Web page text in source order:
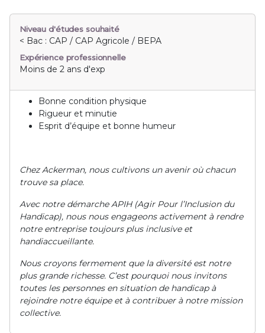
Niveau d'études souhaité
< Bac : CAP / CAP Agricole / BEPA
Expérience professionnelle
Moins de 2 ans d'exp
Bonne condition physique
Rigueur et minutie
Esprit d’équipe et bonne humeur
Chez Ackerman, nous cultivons un avenir où chacun
trouve sa place.
Avec notre démarche APIH (Agir Pour l’Inclusion du
Handicap), nous nous engageons activement à rendre
notre entreprise toujours plus inclusive et
handiaccueillante.
Nous croyons fermement que la diversité est notre
plus grande richesse. C’est pourquoi nous invitons
toutes les personnes en situation de handicap à
rejoindre notre équipe et à contribuer à notre mission
collective.